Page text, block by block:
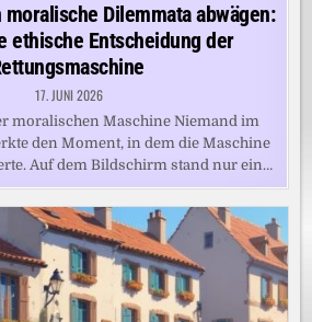
Dilemmata abwägen:
ethische Entscheidung der
17. JUNI 2026
moralischen Maschine Niemand im
den Moment, in dem die Maschine
Auf dem Bildschirm stand nur ein…